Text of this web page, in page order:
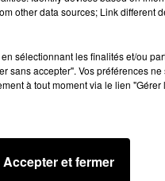
other data sources; Link different
sélectionnant les finalités et/ou
sans accepter". Vos préférences
à tout moment via le lien
Accepter et fermer